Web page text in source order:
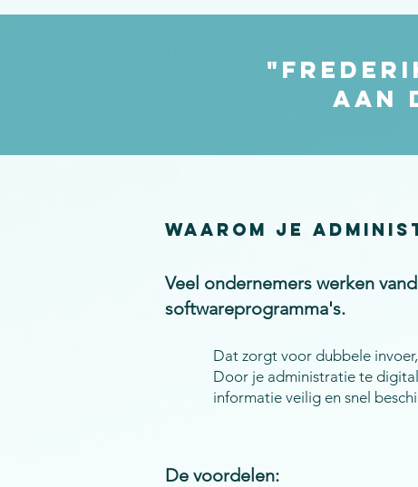
aan
Waarom je
Veel ondernemers werken
softwareprogramma's.
Dat zorgt voor dubbele
Door je administratie te
informatie veilig en snel
De voordelen: